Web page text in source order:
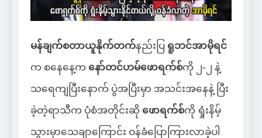
မန်ချက်စတာယူနိုက်တက်နည်းပြ ရူဘင်အာမိုရင်
က ‌စနေနေ့က နော်တင်ဟမ်ဖောရက်စ်ကို ၂-၂ နဲ့
သရေကျပြီးနောက် ပွဲအပြီးမှာ အသင်းအနေနဲ့ ပြီး
ခဲ့တဲ့ရာသီက ပုံစံအတိုင်းဆို ဖောရက်စ်ကို ရှုံးနိမ့်
သွားမှာသေချာကြောင်း ဝန်ခံပြောကြားလာခဲ့ပါ